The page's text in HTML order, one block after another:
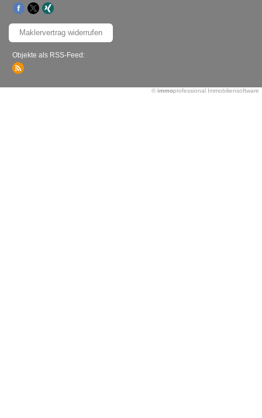
Maklervertrag widerrufen
Objekte als RSS-Feed:
© immoprofessional Immobiliensoftware